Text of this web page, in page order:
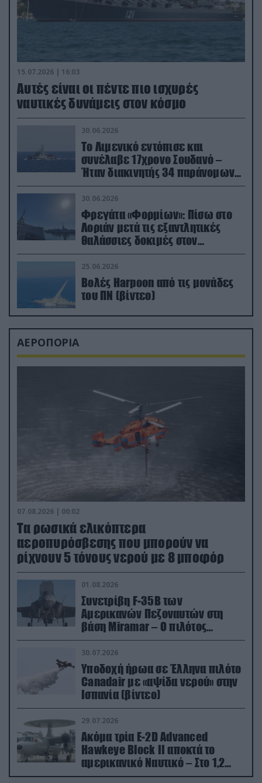
15.07.2026 | 16:03
Aυτές είναι οι πέντε πιο ισχυρές
ναυτικές δυνάμεις στον κόσμο
30.06.2026
Το Λιμενικό εντόπισε και
συνέλαβε 17χρονο Σουδανό –
Ήταν διακινητής 34 παράνομων
μεταναστών
30.06.2026
Φρεγάτα «Φορμίων»: Πίσω στο
Λοριάν μετά τις εξαντλητικές
θαλάσσιες δοκιμές στον
απαιτητικό Βισκαϊκό
25.06.2026
Βολές Harpoon από τις μονάδες
του ΠΝ (βίντεο)
ΑΕΡΟΠΟΡΙΑ
07.08.2026 | 00:02
Τα ρωσικά ελικόπτερα
αεροπυρόσβεσης που μπορούν να
ρίχνουν 5 τόνους νερού με 8 μποφόρ
01.08.2026
Συνετρίβη F-35B των
Αμερικανών Πεζοναυτών στη
βάση Miramar – Ο πιλότος
εκτινάχθηκε εγκαίρως
30.07.2026
Υποδοχή ήρωα σε Έλληνα πιλότο
Canadair με «αψίδα νερού» στην
Ισπανία (βίντεο)
29.07.2026
Ακόμα τρία E-2D Advanced
Hawkeye Block II αποκτά το
αμερικανικό Ναυτικό – Στο 1,2
δισ.δολάρια το κόστος